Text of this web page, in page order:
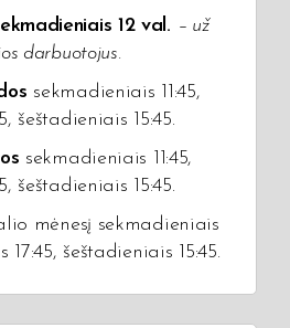
12 val. – už
darbuotojus.
sekmadieniais 11:45,
šeštadieniais 15:45.
sekmadieniais 11:45,
šeštadieniais 15:45.
mėnesį sekmadieniais
17:45, šeštadieniais 15:45.